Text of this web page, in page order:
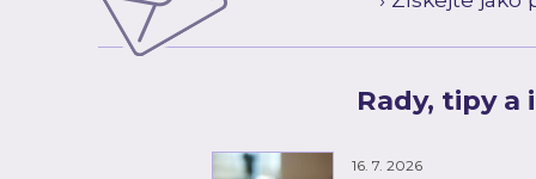
Rady, tipy
16. 7. 2026